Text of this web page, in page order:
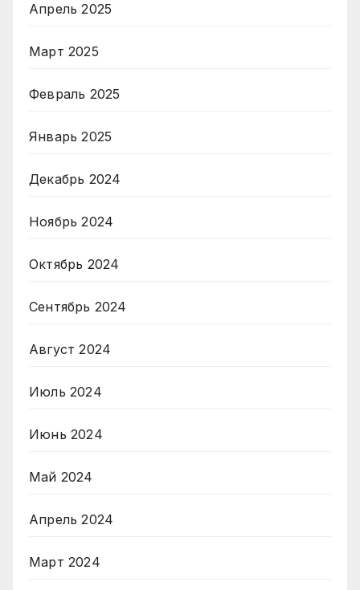
Апрель 2025
Март 2025
Февраль 2025
Январь 2025
Декабрь 2024
Ноябрь 2024
Октябрь 2024
Сентябрь 2024
Август 2024
Июль 2024
Июнь 2024
Май 2024
Апрель 2024
Март 2024